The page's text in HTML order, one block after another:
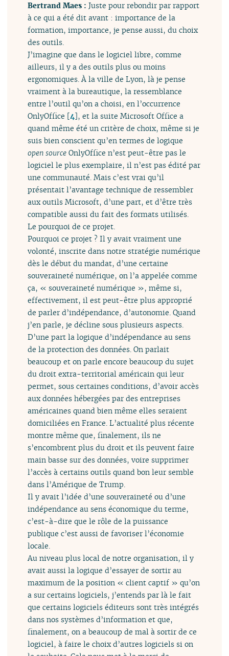
Bertrand Maes :Juste pour rebondir par rapport
à ce qui a été dit avant : importance de la
formation, importance, je pense aussi, du choix
des outils.
J’imagine que dans le logiciel libre, comme
ailleurs, il y a des outils plus ou moins
ergonomiques. À la ville de Lyon, là je pense
vraiment à la bureautique, la ressemblance
entre l’outil qu’on a choisi, en l’occurrence
OnlyOffice [4], et la suite Microsoft Office a
quand même été un critère de choix, même si je
suis bien conscient qu’en termes de logique
open source OnlyOffice n’est peut-être pas le
logiciel le plus exemplaire, il n’est pas édité par
une communauté. Mais c’est vrai qu’il
présentait l’avantage technique de ressembler
aux outils Microsoft, d’une part, et d’être très
compatible aussi du fait des formats utilisés.
Le pourquoi de ce projet.
Pourquoi ce projet ? Il y avait vraiment une
volonté, inscrite dans notre stratégie numérique
dès le début du mandat, d’une certaine
souveraineté numérique, on l’a appelée comme
ça, « souveraineté numérique », même si,
effectivement, il est peut-être plus approprié
de parler d’indépendance, d’autonomie. Quand
j’en parle, je décline sous plusieurs aspects.
D’une part la logique d’indépendance au sens
de la protection des données. On parlait
beaucoup et on parle encore beaucoup du sujet
du droit extra-territorial américain qui leur
permet, sous certaines conditions, d’avoir accès
aux données hébergées par des entreprises
américaines quand bien même elles seraient
domiciliées en France. L’actualité plus récente
montre même que, finalement, ils ne
s’encombrent plus du droit et ils peuvent faire
main basse sur des données, voire supprimer
l’accès à certains outils quand bon leur semble
dans l’Amérique de Trump.
Il y avait l’idée d’une souveraineté ou d’une
indépendance au sens économique du terme,
c’est-à-dire que le rôle de la puissance
publique c’est aussi de favoriser l’économie
locale.
Au niveau plus local de notre organisation, il y
avait aussi la logique d’essayer de sortir au
maximum de la position « client captif » qu’on
a sur certains logiciels, j’entends par là le fait
que certains logiciels éditeurs sont très intégrés
dans nos systèmes d’information et que,
finalement, on a beaucoup de mal à sortir de ce
logiciel, à faire le choix d’autres logiciels si on